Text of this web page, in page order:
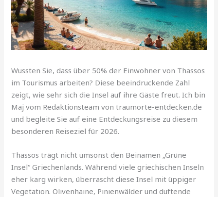
Wussten Sie, dass über 50% der Einwohner von Thassos
im Tourismus arbeiten? Diese beeindruckende Zahl
zeigt, wie sehr sich die Insel auf ihre Gäste freut. Ich bin
Maj vom Redaktionsteam von traumorte-entdecken.de
und begleite Sie auf eine Entdeckungsreise zu diesem
besonderen Reiseziel für 2026.
Thassos trägt nicht umsonst den Beinamen „Grüne
Insel“ Griechenlands. Während viele griechischen Inseln
eher karg wirken, überrascht diese Insel mit üppiger
Vegetation. Olivenhaine, Pinienwälder und duftende